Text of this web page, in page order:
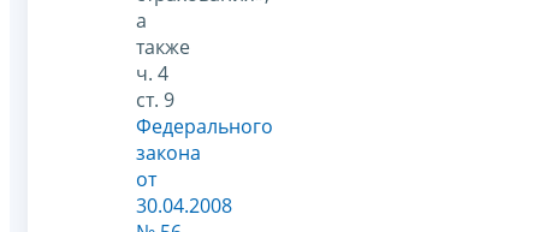
а
также
ч. 4
ст. 9
Федерального
закона
от
30.04.2008